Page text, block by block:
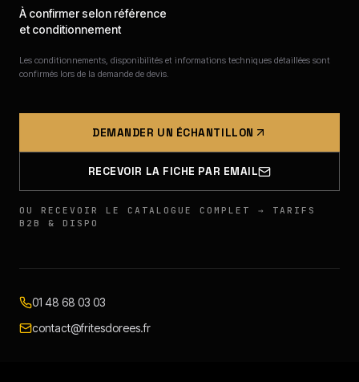
À confirmer selon référence
et conditionnement
Les conditionnements, disponibilités et informations techniques détaillées sont
confirmés lors de la demande de devis.
DEMANDER UN ÉCHANTILLON
RECEVOIR LA FICHE PAR EMAIL
OU RECEVOIR LE CATALOGUE COMPLET → TARIFS
B2B & DISPO
01 48 68 03 03
contact@fritesdorees.fr